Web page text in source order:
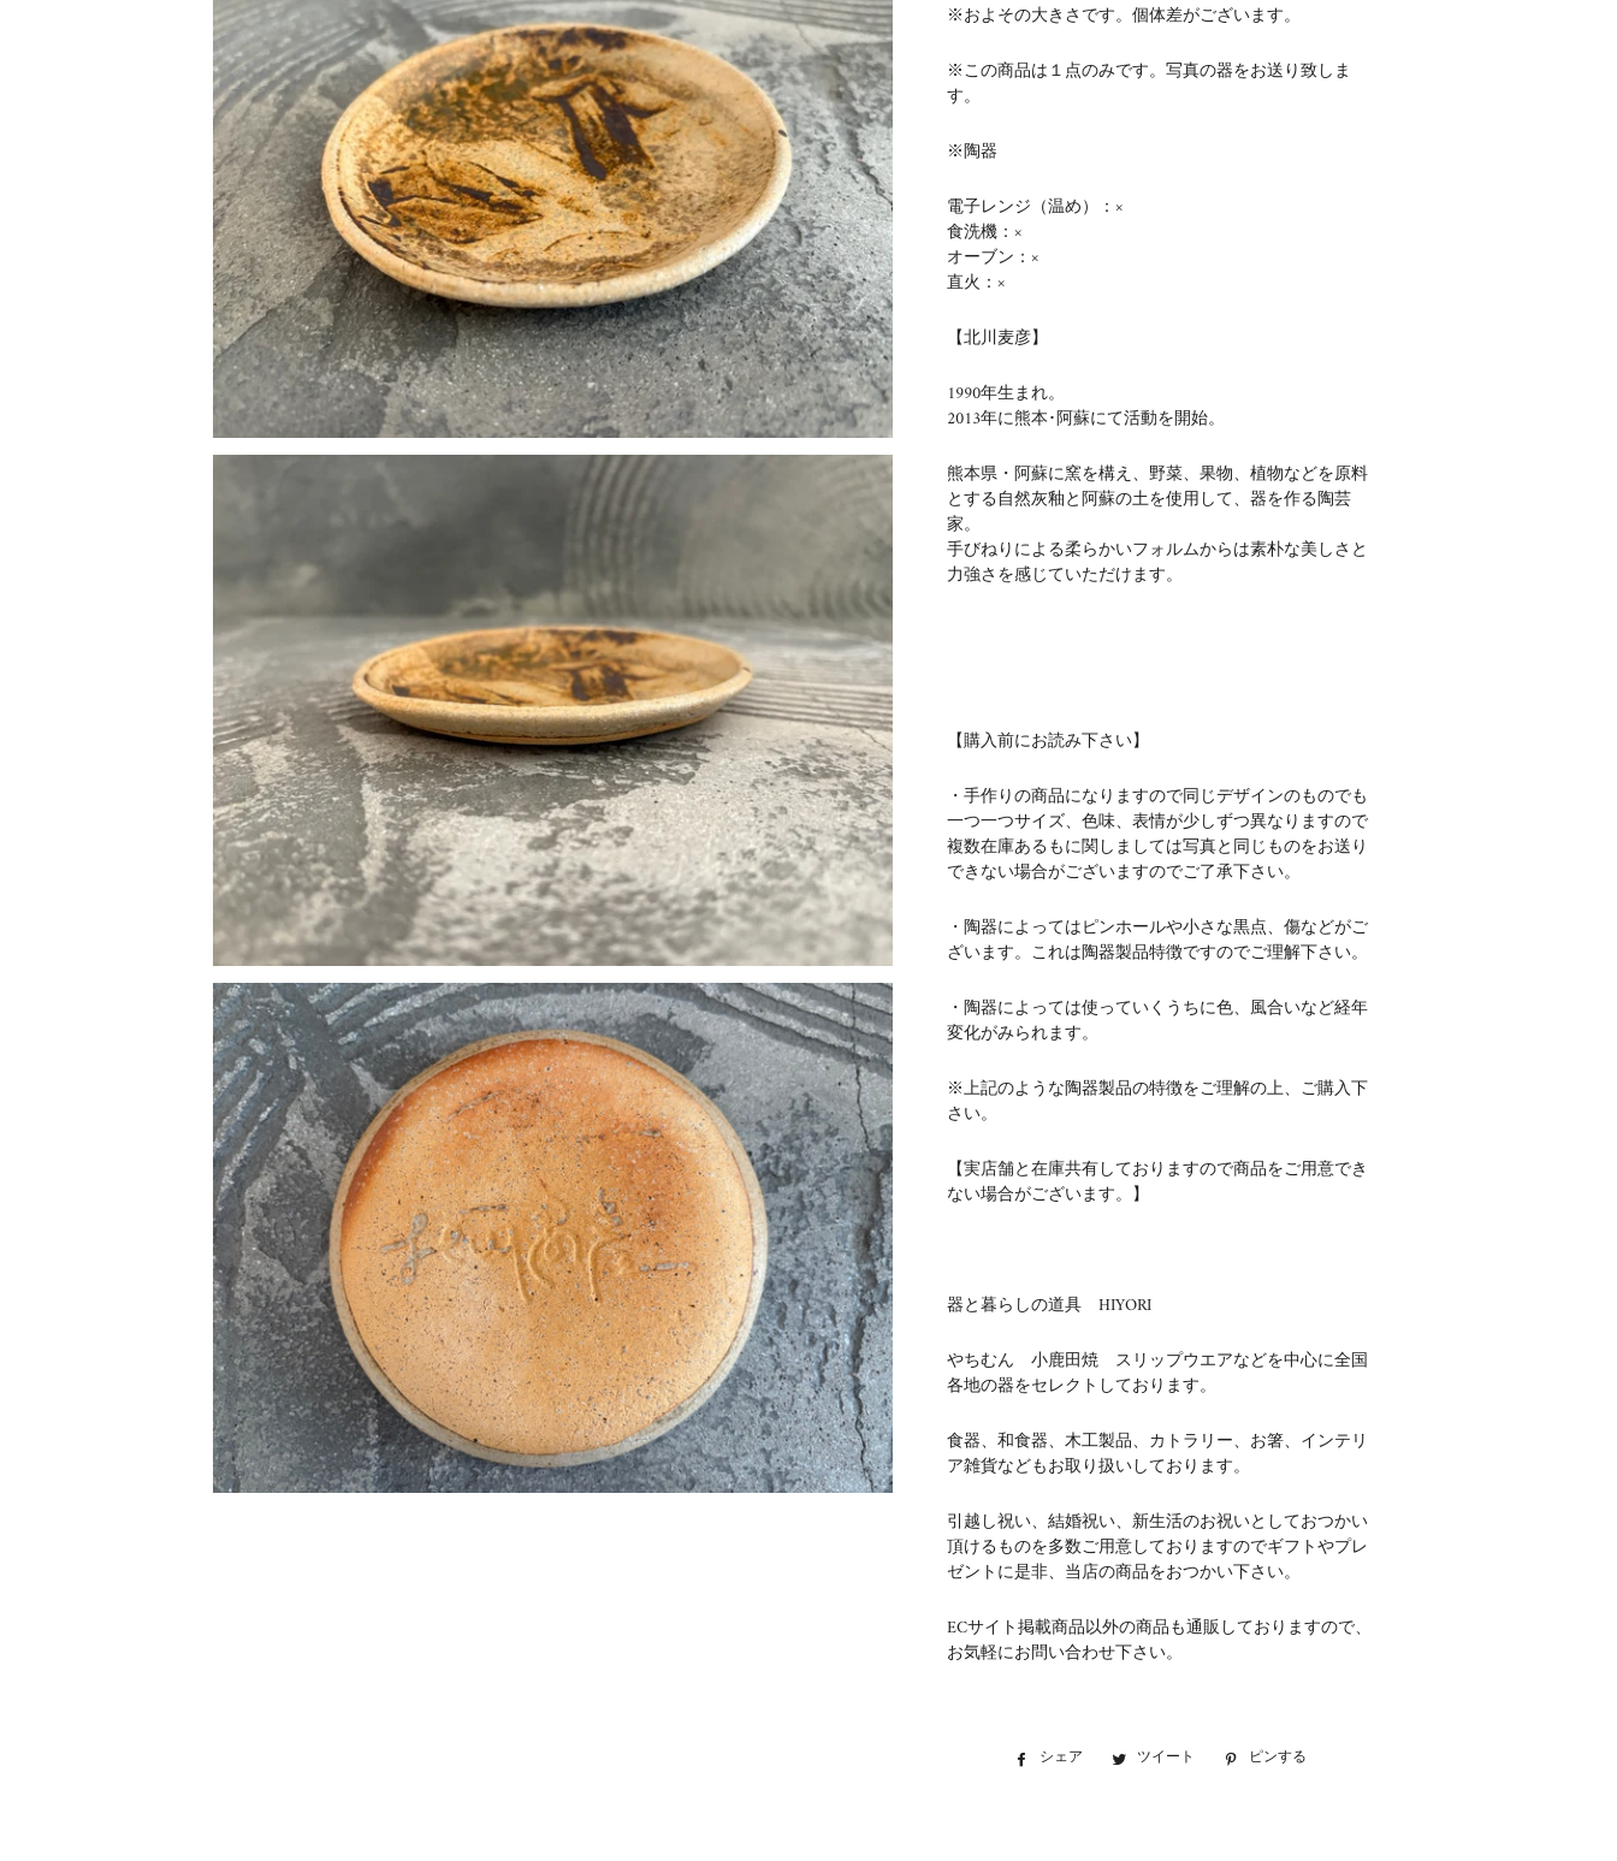
※およその大きさです。個体差がございます。
※この商品は１点のみです。写真の器をお送り致しま
す。
※陶器
電子レンジ（温め）：×
食洗機：×
オーブン：×
直火：×
【北川麦彦】
1990年生まれ。
2013年に熊本･阿蘇にて活動を開始。
熊本県・阿蘇に窯を構え、野菜、果物、植物などを原料
とする自然灰釉と阿蘇の土を使用して、器を作る陶芸
家。
手びねりによる柔らかいフォルムからは素朴な美しさと
力強さを感じていただけます。
【購入前にお読み下さい】
・手作りの商品になりますので同じデザインのものでも
一つ一つサイズ、色味、表情が少しずつ異なりますので
複数在庫あるもに関しましては写真と同じものをお送り
できない場合がございますのでご了承下さい。
・陶器によってはピンホールや小さな黒点、傷などがご
ざいます。これは陶器製品特徴ですのでご理解下さい。
・陶器によっては使っていくうちに色、風合いなど経年
変化がみられます。
※上記のような陶器製品の特徴をご理解の上、ご購入下
さい。
【実店舗と在庫共有しておりますので商品をご用意でき
ない場合がございます。】
器と暮らしの道具 HIYORI
やちむん 小鹿田焼 スリップウエアなどを中心に全国
各地の器をセレクトしております。
食器、和食器、木工製品、カトラリー、お箸、インテリ
ア雑貨などもお取り扱いしております。
引越し祝い、結婚祝い、新生活のお祝いとしておつかい
頂けるものを多数ご用意しておりますのでギフトやプレ
ゼントに是非、当店の商品をおつかい下さい。
ECサイト掲載商品以外の商品も通販しておりますので、
お気軽にお問い合わせ下さい。
シェア
Facebookツイート
Twitter ピンする